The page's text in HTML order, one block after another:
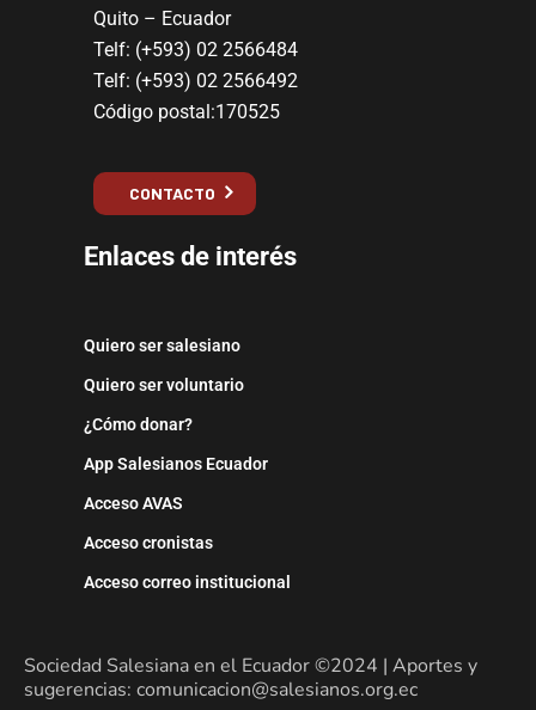
Quito – Ecuador
Telf: (+593) 02 2566484
Telf: (+593) 02 2566492
Código postal:170525
CONTACTO
Enlaces de interés
Quiero ser salesiano
Quiero ser voluntario
¿Cómo donar?
App Salesianos Ecuador
Acceso AVAS
Acceso cronistas
Acceso correo institucional
Sociedad Salesiana en el Ecuador ©2024 | Aportes y
sugerencias: comunicacion@salesianos.org.ec